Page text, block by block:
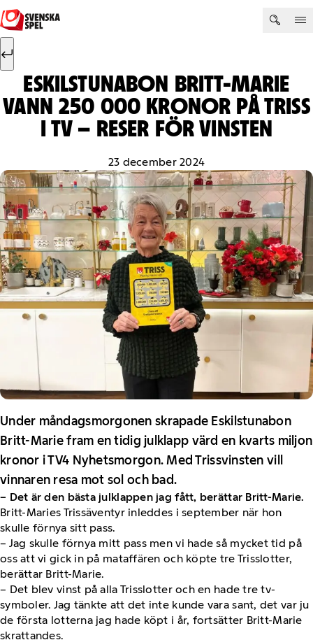
Hoppa till innehåll
Sök efter:
ESKILSTUNABON BRITT-MARIE
VANN 250 000 KRONOR PÅ TRISS
I TV – RESER FÖR VINSTEN
23 december 2024
Under måndagsmorgonen skrapade Eskilstunabon
Britt-Marie fram en tidig julklapp värd en kvarts miljon
kronor i TV4 Nyhetsmorgon. Med Trissvinsten vill
vinnaren resa mot sol och bad.
– Det är den bästa julklappen jag fått, berättar Britt-Marie.
Britt-Maries Trissäventyr inleddes i september när hon
skulle förnya sitt pass.
– Jag skulle förnya mitt pass men vi hade så mycket tid på
oss att vi gick in på mataffären och köpte tre Trisslotter,
berättar Britt-Marie.
– Det blev vinst på alla Trisslotter och en hade tre tv-
symboler. Jag tänkte att det inte kunde vara sant, det var ju
de första lotterna jag hade köpt i år, fortsätter Britt-Marie
skrattandes.